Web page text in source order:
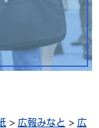
> 広報みなと > 広